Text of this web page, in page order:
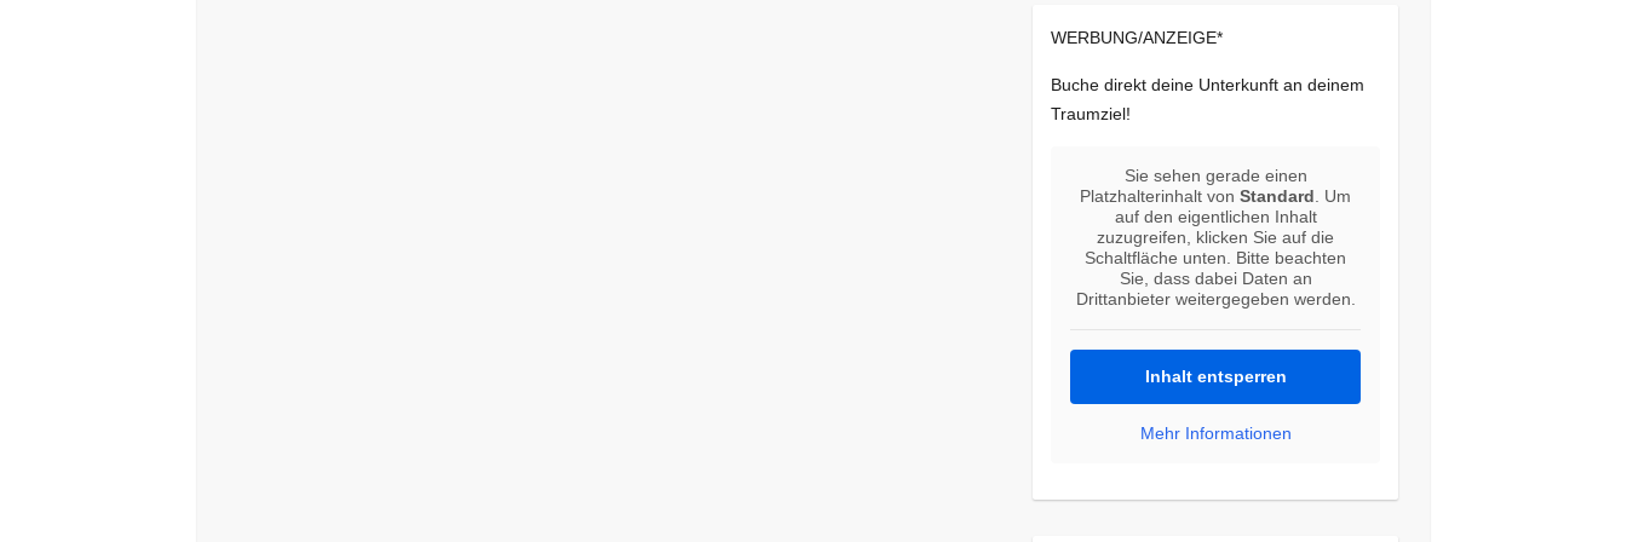
WERBUNG/ANZEIGE*
Buche direkt deine Unterkunft an deinem
Traumziel!
Sie sehen gerade einen
Platzhalterinhalt vonStandard . Um
auf den eigentlichen Inhalt
zuzugreifen, klicken Sie auf die
Schaltfläche unten. Bitte beachten
Sie, dass dabei Daten an
Drittanbieter weitergegeben werden.
Inhalt entsperren
Mehr Informationen